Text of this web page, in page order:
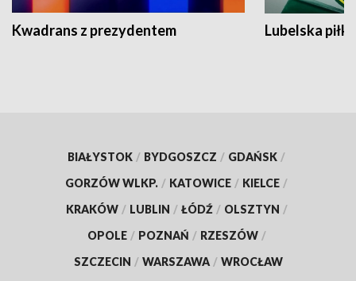
Kwadrans z prezydentem Lubelska piłka
BIAŁYSTOK / BYDGOSZCZ / GDAŃSK /
GORZÓW WLKP. / KATOWICE / KIELCE /
KRAKÓW / LUBLIN / ŁÓDŹ / OLSZTYN /
OPOLE / POZNAŃ / RZESZÓW /
SZCZECIN / WARSZAWA / WROCŁAW